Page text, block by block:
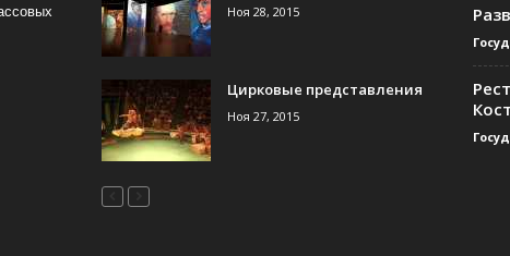
Ноя 28, 2015
Цирковые представления
Ноя 27, 2015